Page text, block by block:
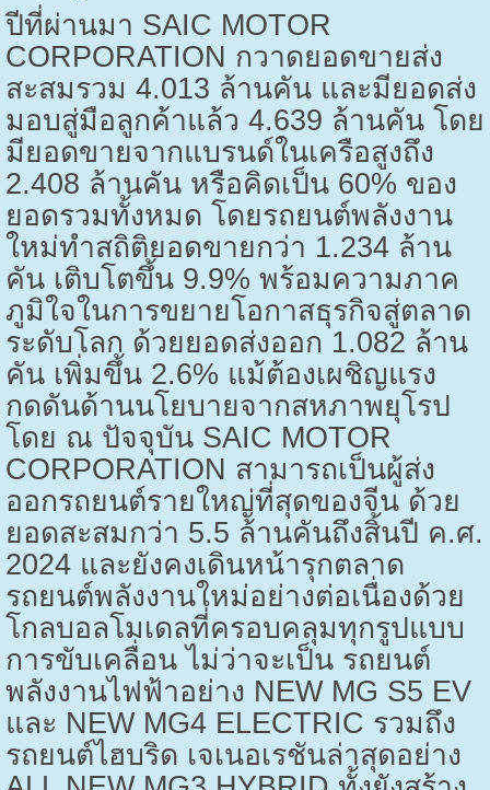
ปีที่ผ่านมา SAIC MOTOR
CORPORATION กวาดยอดขายส่ง
สะสมรวม 4.013 ล้านคัน และมียอดส่ง
มอบสู่มือลูกค้าแล้ว 4.639 ล้านคัน โดย
มียอดขายจากแบรนด์ในเครือสูงถึง
2.408 ล้านคัน หรือคิดเป็น 60% ของ
ยอดรวมทั้งหมด โดยรถยนต์พลังงาน
ใหม่ทำสถิติยอดขายกว่า 1.234ล้าน
คัน เติบโตขึ้น 9.9% พร้อมความภาค
ภูมิใจในการขยายโอกาสธุรกิจสู่ตลาด
ระดับโลก ด้วยยอดส่งออก 1.082 ล้าน
คัน เพิ่มขึ้น 2.6% แม้ต้องเผชิญแรง
กดดันด้านนโยบายจากสหภาพยุโรป
โดย ณ ปัจจุบัน SAIC MOTOR
CORPORATION สามารถเป็นผู้ส่ง
ออกรถยนต์รายใหญ่ที่สุดของจีน ด้วย
ยอดสะสมกว่า 5.5 ล้านคันถึงสิ้นปี ค.ศ.
2024 และยังคงเดินหน้ารุกตลาด
รถยนต์พลังงานใหม่อย่างต่อเนื่องด้วย
โกลบอลโมเดลที่ครอบคลุมทุกรูปแบบ
การขับเคลื่อน ไม่ว่าจะเป็น รถยนต์
พลังงานไฟฟ้าอย่าง NEW MG S5 EV
และ NEW MG4 ELECTRIC รวมถึง
รถยนต์ไฮบริด เจเนอเรชันล่าสุดอย่าง